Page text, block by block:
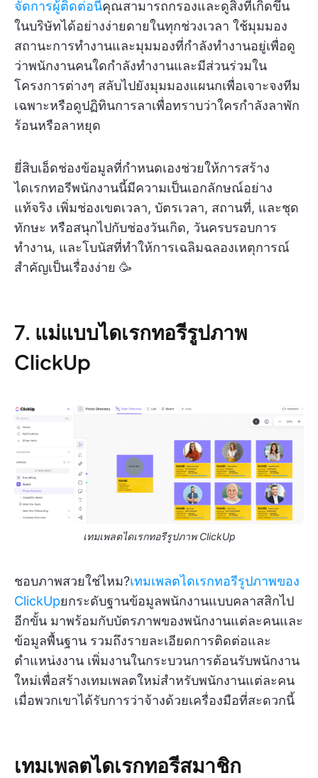
จัดการผู้ติดต่อนี้คุณสามารถกรองและดูสิ่งที่เกิดขึ้น
ในบริษัทได้อย่างง่ายดายในทุกช่วงเวลา ใช้มุมมอง
สถานะการทำงานและมุมมองที่กำลังทำงานอยู่เพื่อดู
ว่าพนักงานคนใดกำลังทำงานและมีส่วนร่วมใน
โครงการต่างๆ สลับไปยังมุมมองแผนกเพื่อเจาะจงทีม
เฉพาะหรือดูปฏิทินการลาเพื่อทราบว่าใครกำลังลาพัก
ร้อนหรือลาหยุด
ยี่สิบเอ็ดช่องข้อมูลที่กำหนดเองช่วยให้การสร้าง
ไดเรกทอรีพนักงานนี้มีความเป็นเอกลักษณ์อย่าง
แท้จริง เพิ่มช่องเขตเวลา, บัตรเวลา, สถานที่, และชุด
ทักษะ หรือสนุกไปกับช่องวันเกิด, วันครบรอบการ
ทำงาน, และโบนัสที่ทำให้การเฉลิมฉลองเหตุการณ์
สำคัญเป็นเรื่องง่าย 🥳
7. แม่แบบไดเรกทอรีรูปภาพ
ClickUp
เทมเพลตไดเรกทอรีรูปภาพ ClickUp
ชอบภาพสวยใช่ไหม?เทมเพลตไดเรกทอรีรูปภาพของ
ClickUpยกระดับฐานข้อมูลพนักงานแบบคลาสสิกไป
อีกขั้น มาพร้อมกับบัตรภาพของพนักงานแต่ละคนและ
ข้อมูลพื้นฐาน รวมถึงรายละเอียดการติดต่อและ
ตำแหน่งงาน เพิ่มงานในกระบวนการต้อนรับพนักงาน
ใหม่เพื่อสร้างเทมเพลตใหม่สำหรับพนักงานแต่ละคน
เมื่อพวกเขาได้รับการว่าจ้างด้วยเครื่องมือที่สะดวกนี้
เทมเพลตไดเรกทอรีสมาชิก